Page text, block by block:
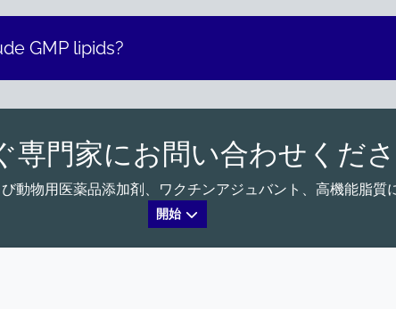
GMP lipids?
専門家にお問い合わせくだ
物用医薬品添加剤、ワクチンアジュバント、高機能脂質
開始